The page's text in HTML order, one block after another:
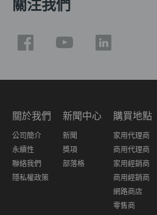
關注我們
關於我們
公司簡介
永續性
聯絡我們
隱私權政策
新聞中心
新聞
獎項
部落格
購買地點
家用代理商
商用代理商
家用經銷商
商用經銷商
網路商店
零售商